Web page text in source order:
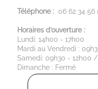
Téléphone : 06 62 34 56
Horaires d’ouverture :
Lundi: 14h00 - 17h00
Mardi au Vendredi :
Samedi: 09h30 - 12h00 /
Dimanche : Fermé